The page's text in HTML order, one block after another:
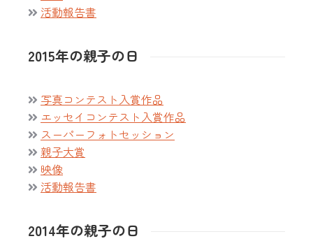
活動報告書
2015年の親子の日
写真コンテスト入賞作品
エッセイコンテスト入賞作品
スーパーフォトセッション
親子大賞
映像
活動報告書
2014年の親子の日